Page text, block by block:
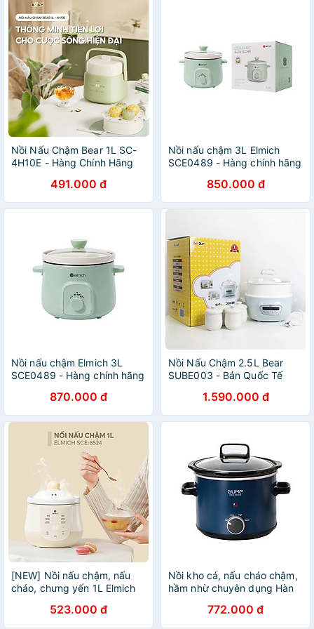
Nồi Nấu Chậm Bear 1L SC-
4H10E - Hàng Chính Hãng
491.000 đ
Nồi nấu chậm 3L Elmich
SCE0489 - Hàng chính hãng
850.000 đ
Nồi nấu chậm Elmich 3L
SCE0489 - Hàng chính hãng
870.000 đ
Nồi Nấu Chậm 2.5L Bear
SUBE003 - Bản Quốc Tế
1.590.000 đ
[NEW] Nồi nấu chậm, nấu
cháo, chưng yến 1L Elmich
523.000 đ
Nồi kho cá, nấu cháo chậm,
hầm nhừ chuyên dụng Hàn
chính hãng772.000 đ